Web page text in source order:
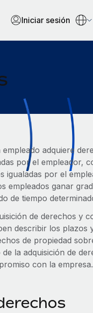
Iniciar sesión
adquiere
por el empleador,
igualadas por el
empleados ganar
de tiempo
de derechos y
describir los plazos
de propiedad
la adquisición de
con la empresa.